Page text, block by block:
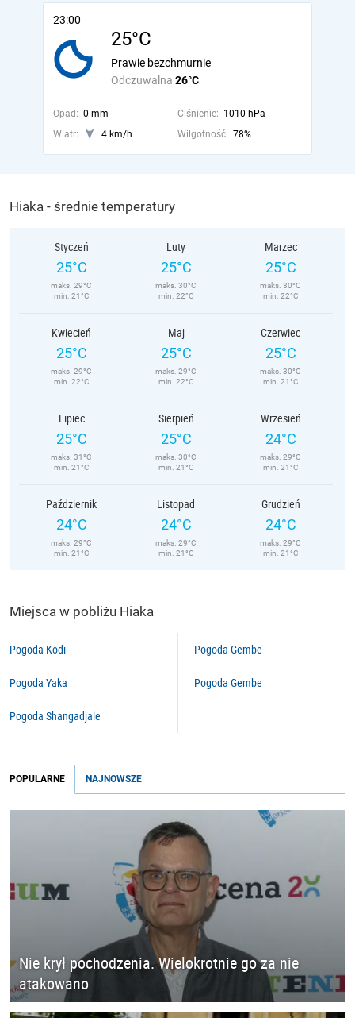
23:00
25°C
Odczuwalna 26°C
Prawie bezchmurnie
Opad: 0 mm Ciśnienie: 1010 hPa
Wiatr:
4 km/h Wilgotność: 78%
Hiaka - średnie temperatury
Styczeń
25°C
maks. 29°C
min. 21°C
Luty
25°C
maks. 30°C
min. 22°C
Marzec
25°C
maks. 30°C
min. 22°C
Kwiecień
25°C
maks. 29°C
min. 22°C
Maj
25°C
maks. 29°C
min. 22°C
Czerwiec
25°C
maks. 30°C
min. 21°C
Lipiec
25°C
maks. 31°C
min. 21°C
Sierpień
25°C
maks. 30°C
min. 21°C
Wrzesień
24°C
maks. 29°C
min. 21°C
Październik
24°C
maks. 29°C
min. 21°C
Listopad
24°C
maks. 29°C
min. 21°C
Grudzień
24°C
maks. 29°C
min. 21°C
Miejsca w pobliżu Hiaka
Pogoda Kodi
Pogoda Yaka
Pogoda Shangadjale
Pogoda Gembe
Pogoda Gembe
POPULARNE NAJNOWSZE
Nie krył pochodzenia. Wielokrotnie go za nie
atakowano